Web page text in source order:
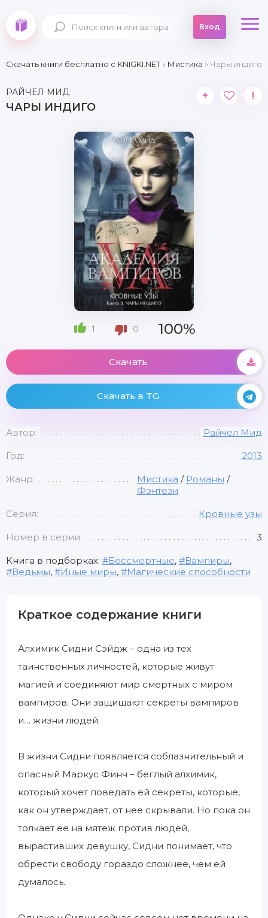
Вход
Скачать книги бесплатно c KNIGKI.NET» Мистика » Чары индиго
РАЙЧЕЛ МИД
ЧАРЫ ИНДИГО
+ !
1 0 100%
Скачать
Скачать в TG
Автор: Райчел Мид
Год: 2013
Жанр: Мистика / Романы /
Фэнтези
Серия: Кровные узы
Номер в серии: 3
Книга в подборках: Бессмертные, Вампиры,
Ведьмы, Иные миры, Магические способности
Краткое содержание книги
Алхимик Сидни Сэйдж – одна из тех
таинственных личностей, которые живут
магией и соединяют мир смертных с миром
вампиров. Они защищают секреты вампиров
и… жизни людей.
В жизни Сидни появляется соблазнительный и
опасный Маркус Финч – беглый алхимик,
который хочет поведать ей секреты, которые,
как он утверждает, от нее скрывали. Но пока он
толкает ее на мятеж против людей,
вырастивших девушку, Сидни понимает, что
обрести свободу гораздо сложнее, чем ей
думалось.